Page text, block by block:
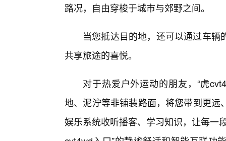
路况，自由穿梭于城市与郊野之间。
当您抵达目的地，还可以通过车
共享旅途的喜悦。
对于热爱户外运动的朋友，“虎
地、泥泞等非铺装路面，将您带到更
娱乐系统收听播客、学习知识，让每一